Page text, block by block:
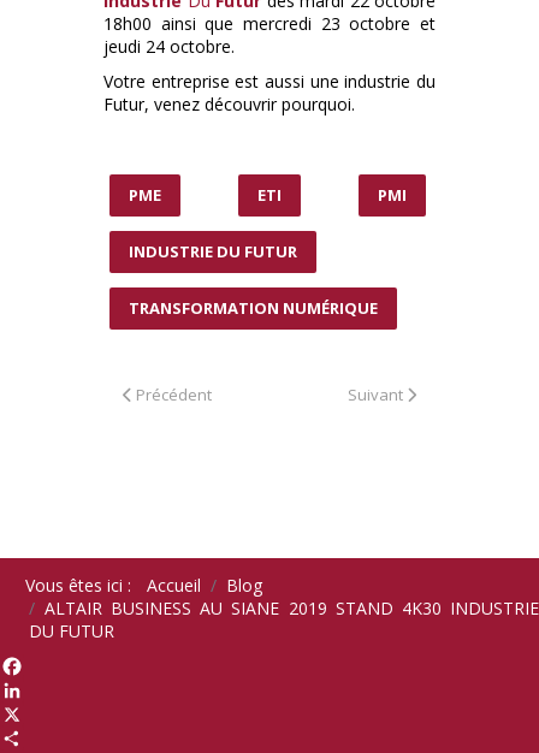
18h00 ainsi que mercredi 23 octobre et
jeudi 24 octobre.
Votre entreprise est aussi une industrie du
Futur, venez découvrir pourquoi.
PME ETI PMI
INDUSTRIE DU FUTUR
TRANSFORMATION NUMÉRIQUE
Article précédent : AEROGERS/CCI GERS : CLOTURE DU
Précédent Article suivant :
Suivant
Vous êtes ici : Accueil
Blog
ALTAIR BUSINESS AU SIANE 2019 STAND 4K30 INDUSTRIE
DU FUTUR